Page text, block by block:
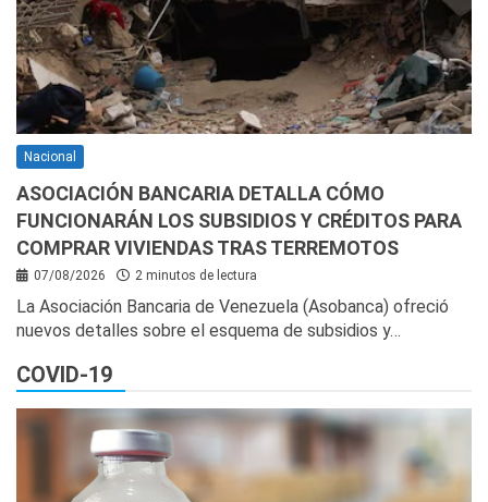
Nacional
ASOCIACIÓN BANCARIA DETALLA CÓMO
FUNCIONARÁN LOS SUBSIDIOS Y CRÉDITOS PARA
COMPRAR VIVIENDAS TRAS TERREMOTOS
07/08/2026 2 minutos de lectura
La Asociación Bancaria de Venezuela (Asobanca) ofreció
nuevos detalles sobre el esquema de subsidios y…
COVID-19